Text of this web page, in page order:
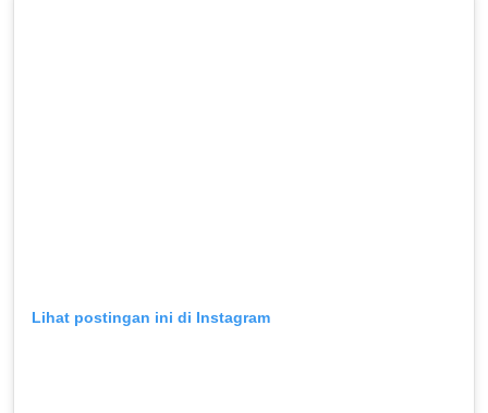
Lihat postingan ini di Instagram